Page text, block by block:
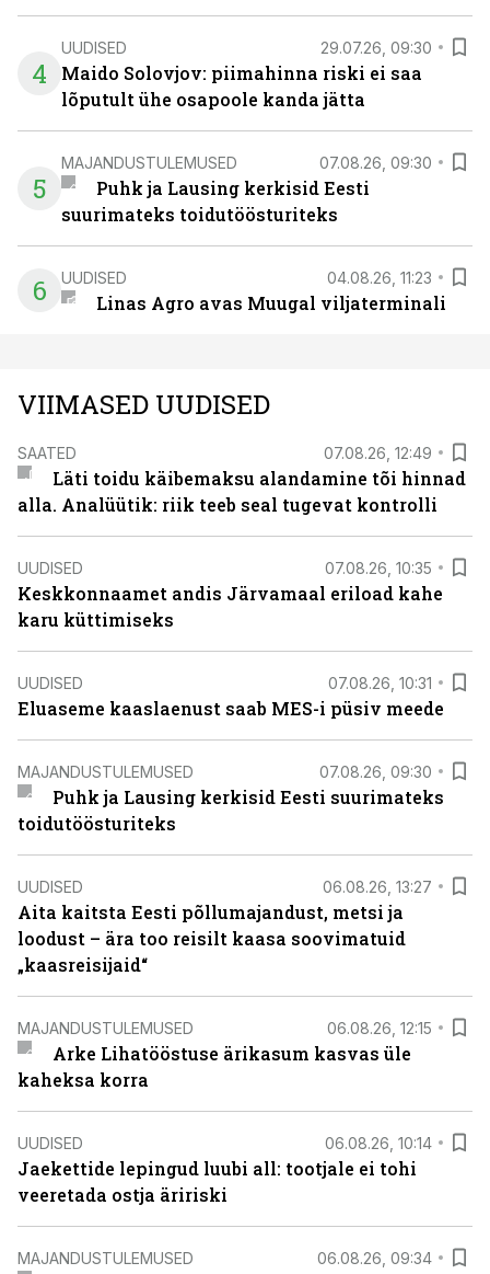
4
UUDISED 29.07.26, 09:30
Maido Solovjov: piimahinna riski ei saa
lõputult ühe osapoole kanda jätta
5
MAJANDUSTULEMUSED 07.08.26, 09:30
Puhk ja Lausing kerkisid Eesti
suurimateks toidutöösturiteks
6 UUDISED 04.08.26, 11:23
Linas Agro avas Muugal viljaterminali
VIIMASED UUDISED
SAATED 07.08.26, 12:49
Läti toidu käibemaksu alandamine tõi hinnad
alla. Analüütik: riik teeb seal tugevat kontrolli
UUDISED 07.08.26, 10:35
Keskkonnaamet andis Järvamaal eriload kahe
karu küttimiseks
UUDISED 07.08.26, 10:31
Eluaseme kaaslaenust saab MES-i püsiv meede
MAJANDUSTULEMUSED 07.08.26, 09:30
Puhk ja Lausing kerkisid Eesti suurimateks
toidutöösturiteks
UUDISED 06.08.26, 13:27
Aita kaitsta Eesti põllumajandust, metsi ja
loodust – ära too reisilt kaasa soovimatuid
„kaasreisijaid“
MAJANDUSTULEMUSED 06.08.26, 12:15
Arke Lihatööstuse ärikasum kasvas üle
kaheksa korra
UUDISED 06.08.26, 10:14
Jaekettide lepingud luubi all: tootjale ei tohi
veeretada ostja äririski
MAJANDUSTULEMUSED 06.08.26, 09:34